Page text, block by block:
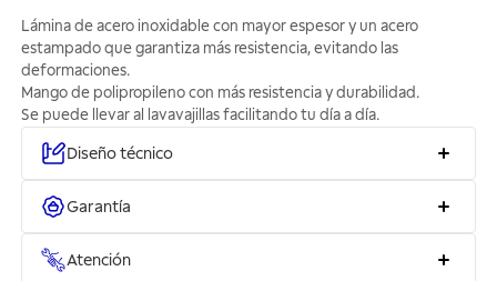
Lámina de acero inoxidable con mayor espesor y un acero
estampado que garantiza más resistencia, evitando las
deformaciones.
Mango de polipropileno con más resistencia y durabilidad.
Se puede llevar al lavavajillas facilitando tu día a día.
Diseño técnico
Garantía
Atención